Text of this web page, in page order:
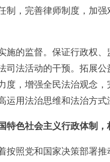
制，完善律师制度，加
施的监督。保证行政权
司法活动的干预。拓展
度，增强全民法治观念
运用法治思维和法治方
特色社会主义行政体制
按照党和国家决策部署